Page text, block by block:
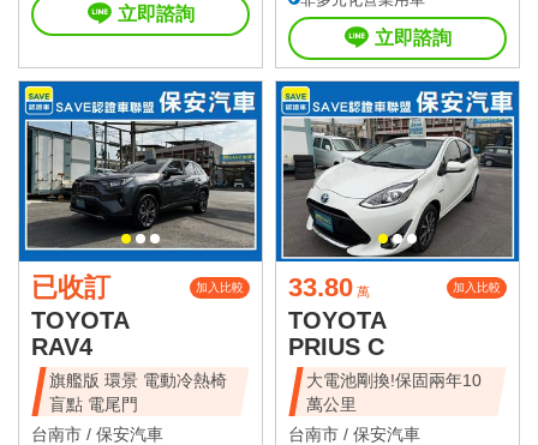
立即諮詢
立即諮詢
已收訂 加入比較
TOYOTA
RAV4
旗艦版 環景 電動冷熱椅
盲點 電尾門
台南市 / 保安汽車
33.80 萬 加入比較
TOYOTA
PRIUS C
大電池剛換!保固兩年10
萬公里
台南市 / 保安汽車